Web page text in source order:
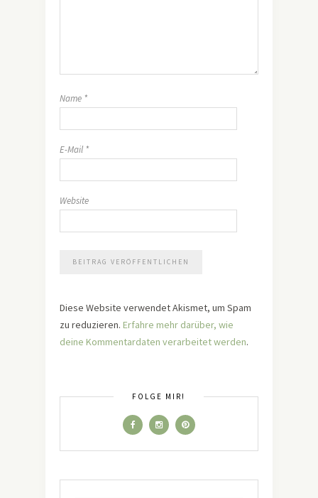
Name *
E-Mail *
Website
Diese Website verwendet Akismet, um Spam
zu reduzieren. Erfahre mehr darüber, wie
deine Kommentardaten verarbeitet werden.
FOLGE MIR!